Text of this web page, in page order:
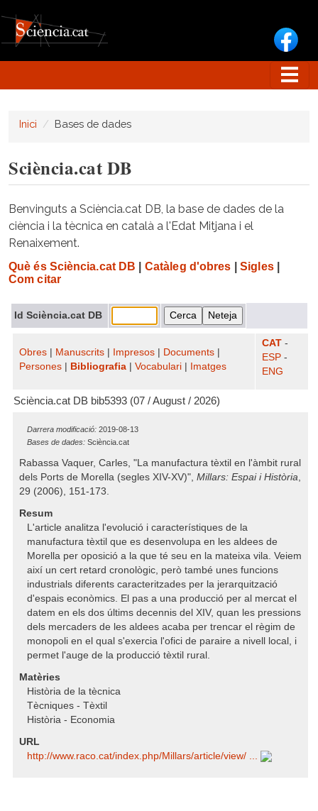
Inici Bases de dades
Sciència.cat DB
Benvinguts a Sciència.cat DB, la base de dades de la
ciència i la tècnica en català a l'Edat Mitjana i el
Renaixement.
Què és Sciència.cat DB Catàleg d'obres Sigles|
Com citar
Id Sciència.cat DB
Obres Manuscrits Impresos Documents
Persones
Bibliografia Vocabulari Imatges
CAT -
ESP -
ENG
Sciència.cat DB bib5393 (07 / August / 2026)
Darrera modificació: 2019-08-13
Bases de dades: Sciència.cat
Rabassa Vaquer, Carles, "La manufactura tèxtil en l'àmbit rural
dels Ports de Morella (segles XIV-XV)", Millars: Espai i Història,
29 (2006), 151-173.
Resum
L'article analitza l'evolució i característiques de la
manufactura tèxtil que es desenvolupa en les aldees de
Morella per oposició a la que té seu en la mateixa vila. Veiem
així un cert retard cronològic, però també unes funcions
industrials diferents caracteritzades per la jerarquització
d'espais econòmics. El pas a una producció per al mercat el
datem en els dos últims decennis del XIV, quan les pressions
dels mercaders de les aldees acaba per trencar el règim de
monopoli en el qual s'exercia l'ofici de paraire a nivell local, i
permet l'auge de la producció tèxtil rural.
Matèries
Història de la tècnica
Tècniques - Tèxtil
Història - Economia
URL
http:/​/​www.raco.cat/​index.php/​Millars/​article/​view/​ ...